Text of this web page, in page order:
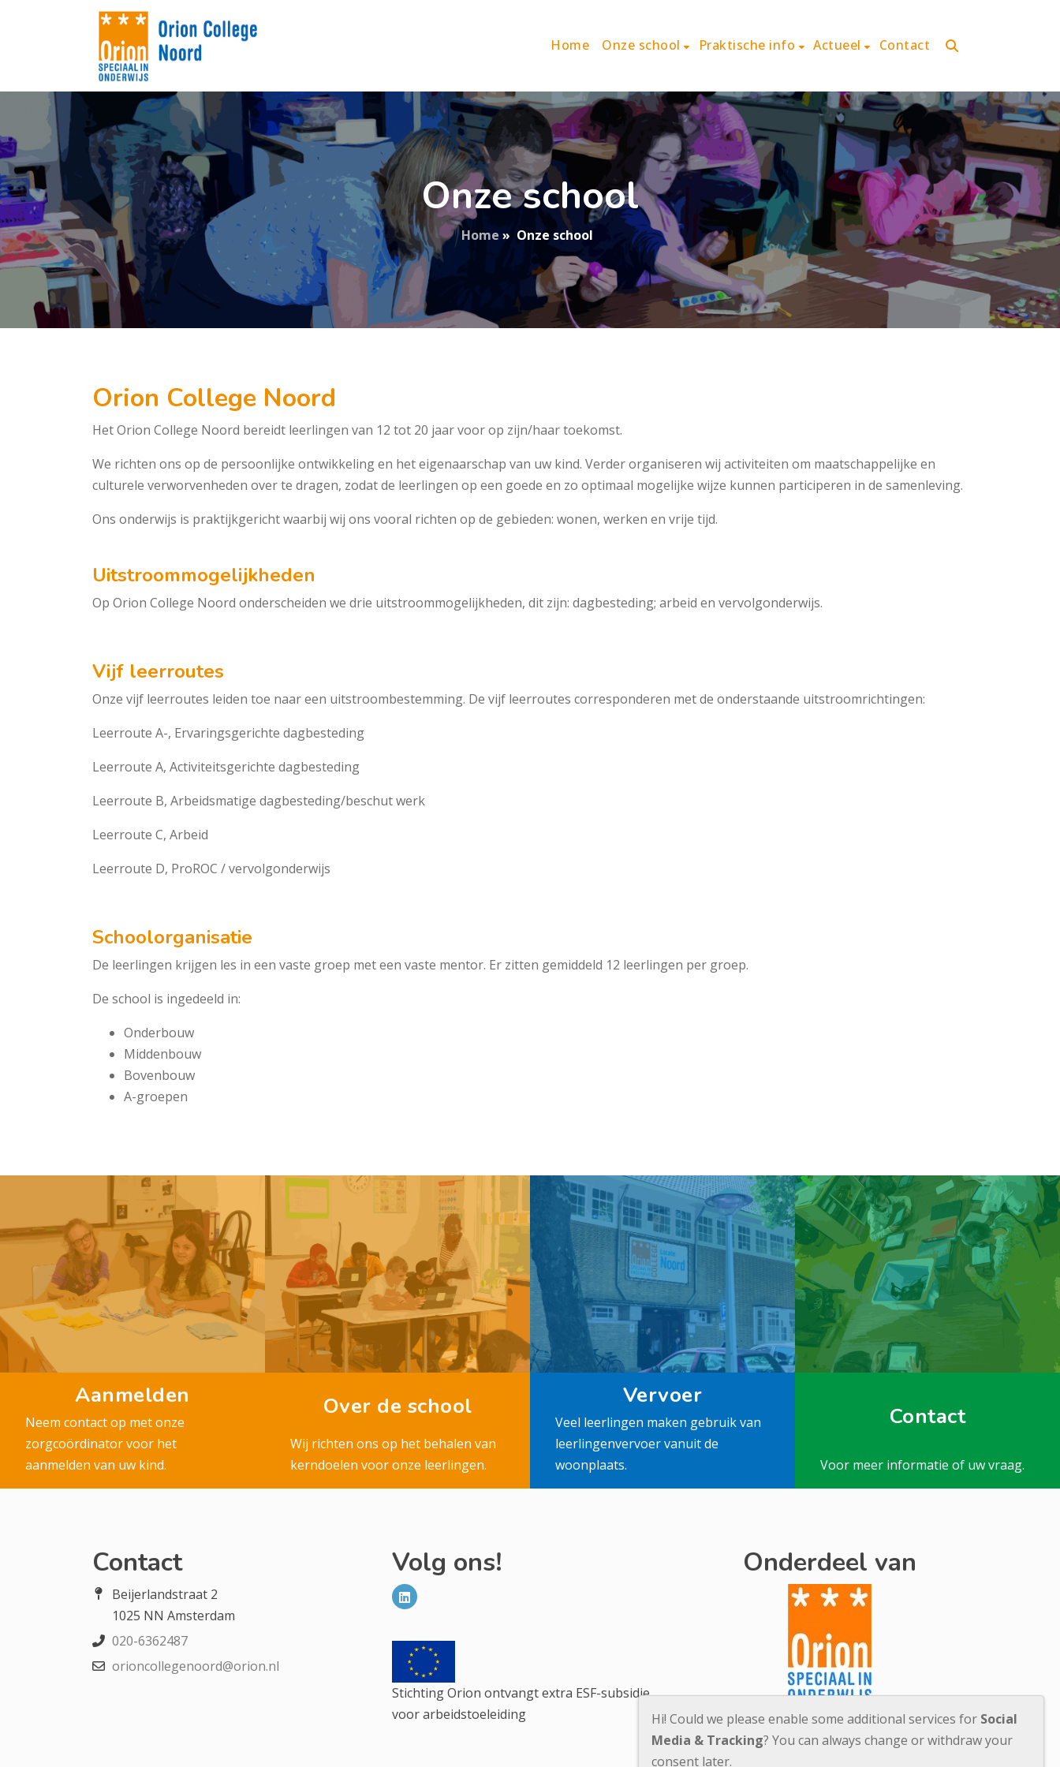
Home Onze school Praktische info Actueel Contact
Onze school
Home » Onze school
Orion College Noord
Het Orion College Noord bereidt leerlingen van 12 tot 20 jaar voor op zijn/haar toekomst.
We richten ons op de persoonlijke ontwikkeling en het eigenaarschap van uw kind. Verder organiseren wij activiteiten om maatschappelijke en
culturele verworvenheden over te dragen, zodat de leerlingen op een goede en zo optimaal mogelijke wijze kunnen participeren in de samenleving.
Ons onderwijs is praktijkgericht waarbij wij ons vooral richten op de gebieden: wonen, werken en vrije tijd.
Uitstroommogelijkheden
Op Orion College Noord onderscheiden we drie uitstroommogelijkheden, dit zijn: dagbesteding; arbeid en vervolgonderwijs.
Vijf leerroutes
Onze vijf leerroutes leiden toe naar een uitstroombestemming. De vijf leerroutes corresponderen met de onderstaande uitstroomrichtingen:
Leerroute A-, Ervaringsgerichte dagbesteding
Leerroute A, Activiteitsgerichte dagbesteding
Leerroute B, Arbeidsmatige dagbesteding/beschut werk
Leerroute C, Arbeid
Leerroute D, ProROC / vervolgonderwijs
Schoolorganisatie
De leerlingen krijgen les in een vaste groep met een vaste mentor. Er zitten gemiddeld 12 leerlingen per groep.
De school is ingedeeld in:
Onderbouw
Middenbouw
Bovenbouw
A-groepen
Aanmelden
Neem contact op met onze
zorgcoördinator voor het
aanmelden van uw kind.
Over de school
Wij richten ons op het behalen van
kerndoelen voor onze leerlingen.
Vervoer
Veel leerlingen maken gebruik van
leerlingenvervoer vanuit de
woonplaats.
Contact
Voor meer informatie of uw vraag.
Contact
Beijerlandstraat 2
1025 NN Amsterdam
020-6362487
orioncollegenoord@orion.nl
Volg ons!
Stichting Orion ontvangt extra ESF-subsidie
voor arbeidstoeleiding
Onderdeel van
Hi! Could we please enable some additional services for Social
Media & Tracking? You can always change or withdraw your
consent later.